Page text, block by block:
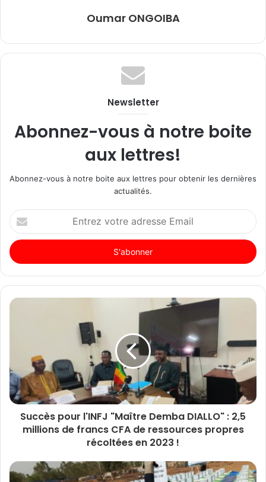
Oumar ONGOIBA
Newsletter
Abonnez-vous à notre boite
aux lettres!
Abonnez-vous à notre boite aux lettres pour obtenir les dernières
actualités.
Entrez
votre
adresse
Email
Succès pour l'INFJ "Maître Demba DIALLO" : 2,5
millions de francs CFA de ressources propres
récoltées en 2023 !